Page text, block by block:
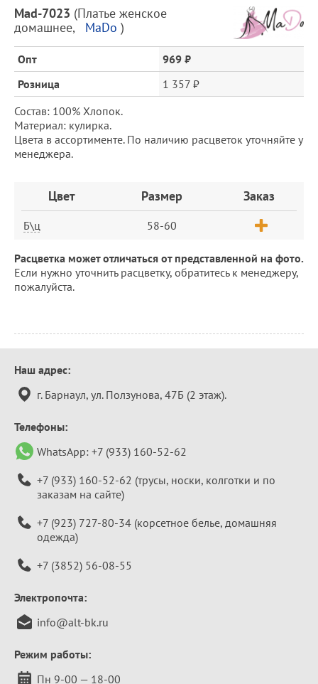
Описание
товара
и
цена
Mad-7023 (Платье женское
домашнее, MaDo )
Опт
969 ₽
Розница
1 357 ₽
Состав: 100% Хлопок.
Материал: кулирка.
Цвета в ассортименте. По наличию расцветок уточняйте у
менеджера.
ЗаказЦвет Размер Заказ
Б\ц 58-60
Расцветка может отличаться от представленной на фото.
Если нужно уточнить расцветку, обратитесь к менеджеру,
пожалуйста.
Контактная
информация
Наш адрес:
г. Барнаул, ул. Ползунова, 47Б (2 этаж).
Телефоны:
WhatsApp: +7 (933) 160-52-62
+7 (933) 160-52-62 (трусы, носки, колготки и по
заказам на сайте)
+7 (923) 727-80-34 (корсетное белье, домашняя
одежда)
+7 (3852) 56-08-55
Электропочта:
info@alt-bk.ru
Режим работы:
Пн 9-00 — 18-00